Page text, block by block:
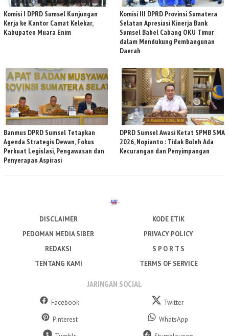
Komisi I DPRD Sumsel Kunjungan
Kerja ke Kantor Camat Kelekar,
Kabupaten Muara Enim
Komisi III DPRD Provinsi Sumatera
Selatan Apresiasi Kinerja Bank
Sumsel Babel Cabang OKU Timur
dalam Mendukung Pembangunan
Daerah
Banmus DPRD Sumsel Tetapkan
Agenda Strategis Dewan, Fokus
Perkuat Legislasi, Pengawasan dan
Penyerapan Aspirasi
DPRD Sumsel Awasi Ketat SPMB SMA
2026, Nopianto : Tidak Boleh Ada
Kecurangan dan Penyimpangan
DISCLAIMER
KODE ETIK
PEDOMAN MEDIA SIBER
PRIVACY POLICY
REDAKSI
S P O R T S
TENTANG KAMI
TERMS OF SERVICE
JARINGAN SOCIAL
Facebook
Twitter
Pinterest
WhatsApp